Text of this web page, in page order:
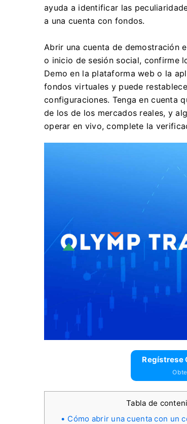
ayuda a identificar las
a una cuenta con fondos.
Abrir una cuenta de demostración
o inicio de sesión social, confirme
Demo en la plataforma web o la
fondos virtuales y puede
configuraciones. Tenga en cuenta
de los de los mercados reales, y
operar en vivo, complete la
Regístrese
Tabla de
Cómo abrir una cuenta con un